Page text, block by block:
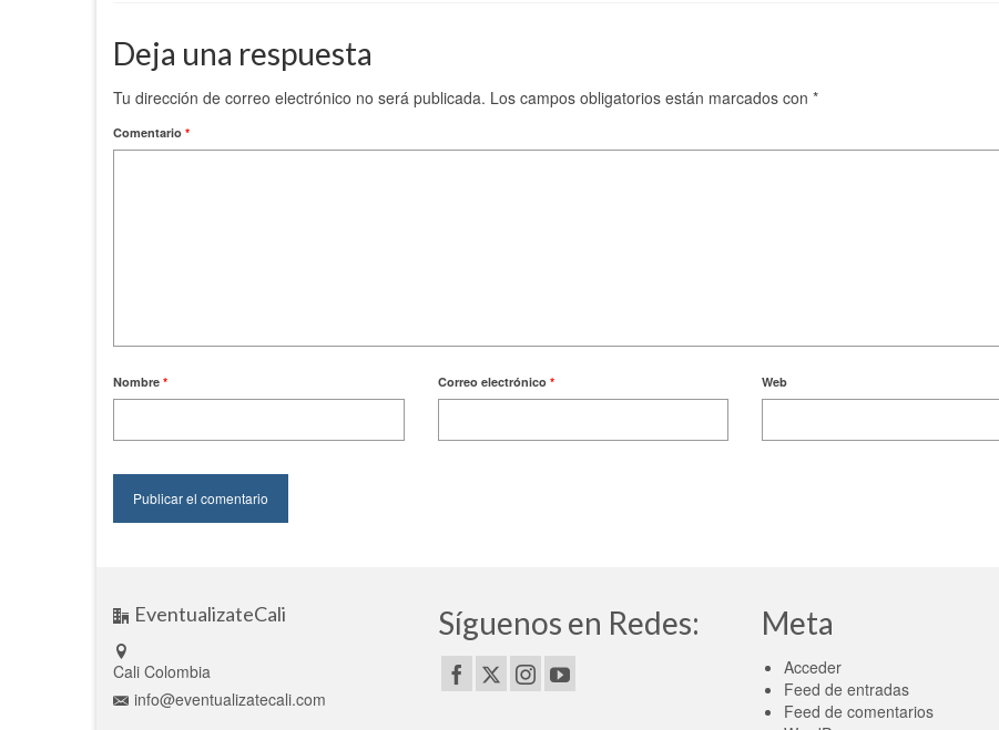
Deja una respuesta
Tu dirección de correo electrónico no será publicada. Los campos obligatorios están marcados con *
Comentario *
Nombre * Correo electrónico * Web
EventualizateCali
Cali Colombia
info@eventualizatecali.com
Síguenos en Redes: Meta
Acceder
Feed de entradas
Feed de comentarios